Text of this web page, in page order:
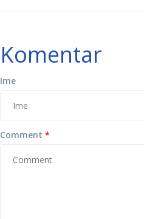
Komentar
Ime
Comment *